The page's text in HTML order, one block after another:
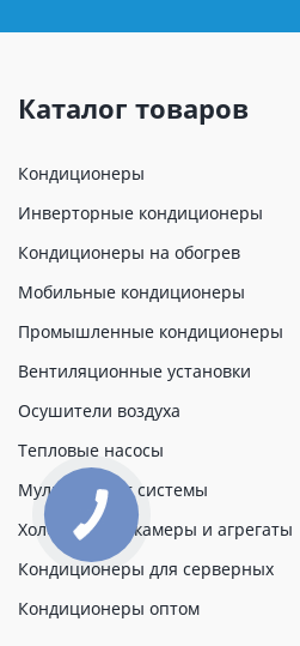
Каталог товаров
Кондиционеры
Инверторные кондиционеры
Кондиционеры на обогрев
Мобильные кондиционеры
Промышленные кондиционеры
Вентиляционные установки
Осушители воздуха
Тепловые насосы
Мульти сплит системы
Холодильные камеры и агрегаты
Кондиционеры для серверных
Кондиционеры оптом